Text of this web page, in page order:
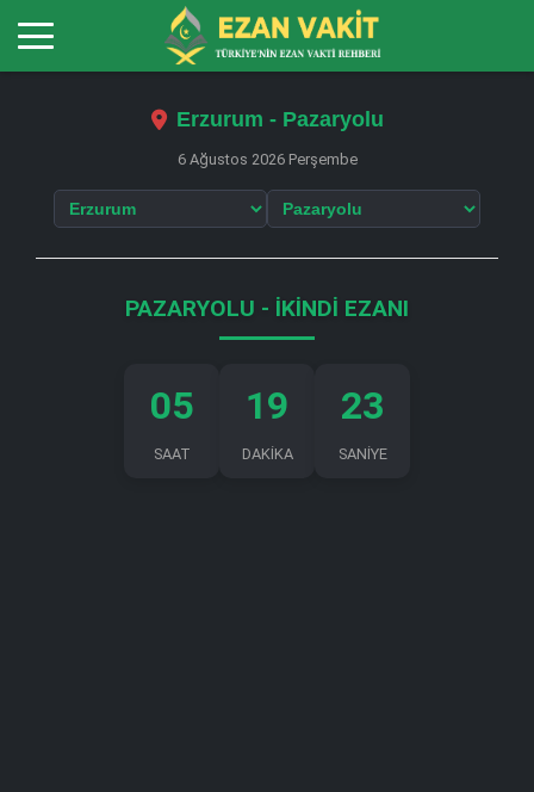
Erzurum - Pazaryolu
6 Ağustos 2026 Perşembe
PAZARYOLU - İKINDI EZANI
05
SAAT
19
DAKİKA
22
SANİYE